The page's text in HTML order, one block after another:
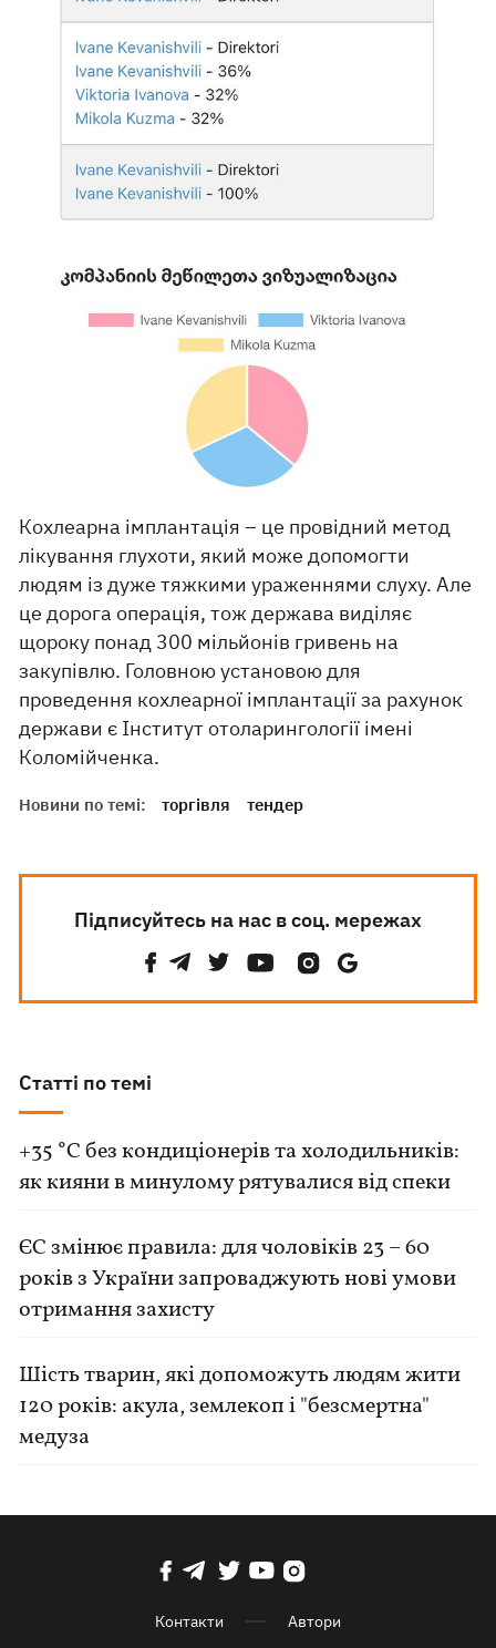
Кохлеарна імплантація – це провідний метод
лікування глухоти, який може допомогти
людям із дуже тяжкими ураженнями слуху. Але
це дорога операція, тож держава виділяє
щороку понад 300 мільйонів гривень на
закупівлю. Головною установою для
проведення кохлеарної імплантації за рахунок
держави є Інститут отоларингології імені
Коломійченка.
Новини по темі: торгівля тендер
Підписуйтесь на нас в соц. мережах
Статті по темі
+35 °C без кондиціонерів та холодильників:
як кияни в минулому рятувалися від спеки
ЄС змінює правила: для чоловіків 23 – 60
років з України запроваджують нові умови
отримання захисту
Шість тварин, які допоможуть людям жити
120 років: акула, землекоп і "безсмертна"
медуза
Контакти Автори